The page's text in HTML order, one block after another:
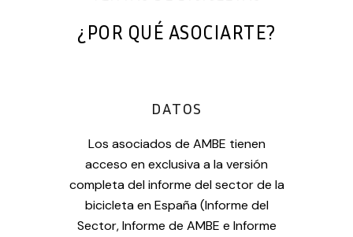
¿POR QUÉ ASOCIARTE?
DATOS
Los asociados de AMBE tienen
acceso en exclusiva a la versión
completa del informe del sector de la
bicicleta en España (Informe del
Sector, Informe de AMBE e Informe